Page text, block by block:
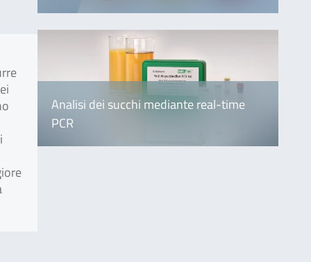
Analisi dei succhi mediante real-time
PCR